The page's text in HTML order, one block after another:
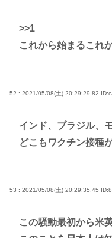
>>1
これから始まるこれ
52 : 2021/05/08(土) 20:29:29.82
インド、ブラジル、
どこもワクチン接種
53 : 2021/05/08(土) 20:29:35.45
この騒動最初から米